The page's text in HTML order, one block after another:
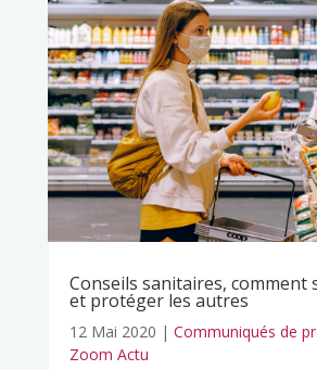
Conseils sanitaires, comment
et protéger les autres
12 Mai 2020 | Communiqués de
Zoom Actu